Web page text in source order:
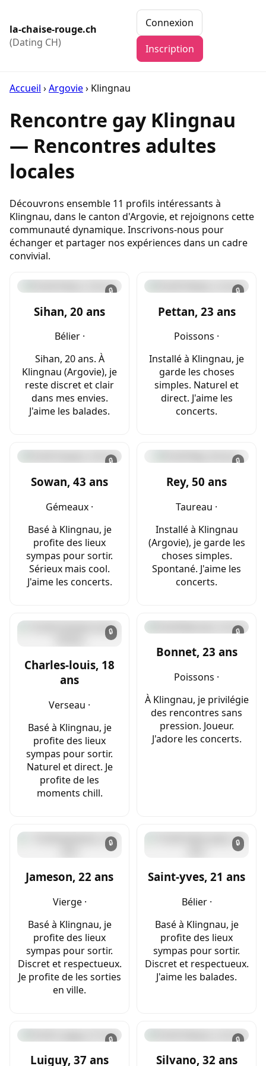
la-chaise-rouge.ch
(Dating CH)
Connexion
Inscription
Accueil ›Argovie› Klingnau
Rencontre gay Klingnau
— Rencontres adultes
locales
Découvrons ensemble 11 profils intéressants à
Klingnau, dans le canton d'Argovie, et rejoignons cette
communauté dynamique. Inscrivons-nous pour
échanger et partager nos expériences dans un cadre
convivial.
🔒
Sihan, 20 ans
Bélier ·
Sihan, 20 ans. À
Klingnau (Argovie), je
reste discret et clair
dans mes envies.
J'aime les balades.
🔒
Pettan, 23 ans
Poissons ·
Installé à Klingnau, je
garde les choses
simples. Naturel et
direct. J'aime les
concerts.
🔒
Sowan, 43 ans
Gémeaux ·
Basé à Klingnau, je
profite des lieux
sympas pour sortir.
Sérieux mais cool.
J'aime les concerts.
🔒
Rey, 50 ans
Taureau ·
Installé à Klingnau
(Argovie), je garde les
choses simples.
Spontané. J'aime les
concerts.
🔒
Charles-louis, 18
ans
Verseau ·
Basé à Klingnau, je
profite des lieux
sympas pour sortir.
Naturel et direct. Je
profite de les
moments chill.
🔒
Bonnet, 23 ans
Poissons ·
À Klingnau, je privilégie
des rencontres sans
pression. Joueur.
J'adore les concerts.
🔒
Jameson, 22 ans
Vierge ·
Basé à Klingnau, je
profite des lieux
sympas pour sortir.
Discret et respectueux.
Je profite de les sorties
en ville.
🔒
Saint-yves, 21 ans
Bélier ·
Basé à Klingnau, je
profite des lieux
sympas pour sortir.
Discret et respectueux.
J'aime les balades.
🔒
Luiguy, 37 ans
🔒
Silvano, 32 ans